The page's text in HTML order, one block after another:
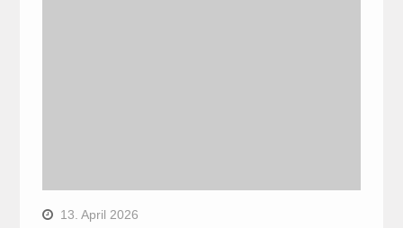
13. April 2026